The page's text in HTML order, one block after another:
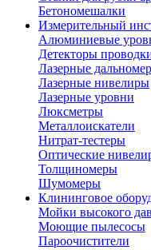
Бетономешалки
Измерительный
Алюминиевые
Детекторы
Лазерные
Лазерные нивелиры
Лазерные уровни
Люксметры
Металлоискатели
Нитрат-тестеры
Оптические
Толщиномеры
Шумомеры
Клининговое
Мойки высокого
Моющие пылесосы
Пароочистители